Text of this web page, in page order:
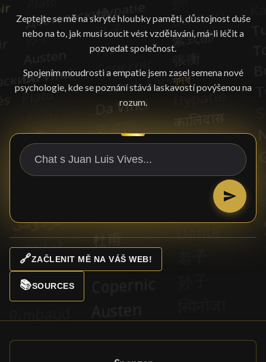
Zeptejte se mě na skryté hloubky paměti, důstojnost duše
nebo na to, jak musí soucit vést vzdělávání, má-li léčit a
pozvedat společnost.
Spojením moudrosti a empatie jsem zasel semena nové
psychologie, kde se poznání stává laskavostí povýšenou na
rozum.
🔗ZAČLENIT MĚ NA VÁŠ WEB!
📚SOURCES